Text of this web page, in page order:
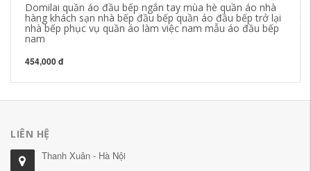
Domilai quần áo đầu bếp ngắn tay mùa hè quần áo nhà
hàng khách sạn nhà bếp đầu bếp quần áo đầu bếp trở lại
nhà bếp phục vụ quần áo làm việc nam mẫu áo đầu bếp
nam
454,000 đ
LIÊN HỆ
Thanh Xuân - Hà Nội